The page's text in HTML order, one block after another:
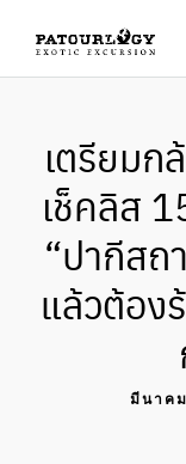
เตรียมก
เช็คลิส
“ปากีสถ
แล้วต้อง
มีนาค